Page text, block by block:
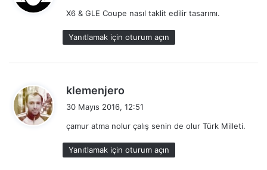
k
i
X6 & GLE Coupe nasıl taklit edilir tasarımı.
Yanıtlamak için oturum açın
klemenjero
e
i
k
i
30 Mayıs 2016, 12:51
çamur atma nolur çalış senin de olur Türk Milleti.
Yanıtlamak için oturum açın